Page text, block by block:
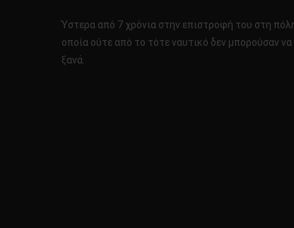
Ύστερα από 7 χρόνια στην επιστροφή του στη
οποία ούτε από το τότε ναυτικό δεν μπορούσαν
ξανά.